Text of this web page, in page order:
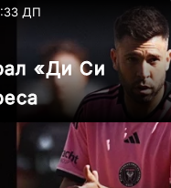
ДП
«Ди Си